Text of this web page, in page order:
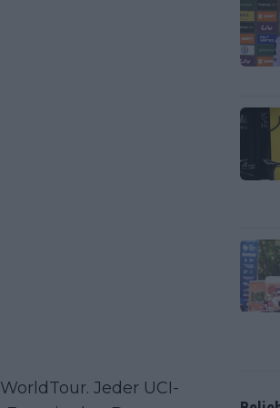
Jeder UCI-